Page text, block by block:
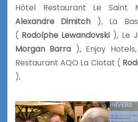
Hôtel Restaurant Le
Alexandre Dimitch ), La
( Rodolphe Lewandovski ), Le
Morgan Barra ), Enjoy
Restaurant AQO La Ciotat (
),